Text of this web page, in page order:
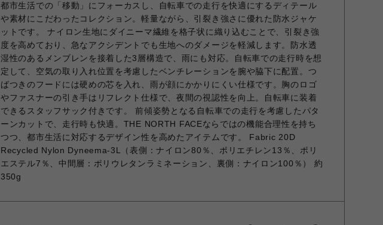
都市生活での「移動」にフォーカスし、自転車での走行を快適にするディテール
や素材にこだわったコレクション。軽量ながら、引裂き強さに優れた防水ジャケ
ットです。 ナイロン生地にダイニーマ繊維を格子状に織り込むことで、引裂き強
度を高めており、急なアクシデントでも生地へのダメージを軽減します。防水透
湿性のあるメンブレンを接着した3層構造で、雨にも対応。自転車での走行時を想
定して、空気の取り入れ位置を考慮したベンチレーションを腕や脇下に配置。つ
ばつきのフードには硬めの芯を入れ、雨が顔にかかりにくい仕様です。胸のロゴ
やファスナーの引き手はリフレクト仕様で、夜間の視認性を向上。自転車に装着
できるスタッフサック付きです。 前傾姿勢となる自転車での走行を考慮したパタ
ーンカットで、走行時も快適。THE NORTH FACEならではの機能合理性を持ち
つつ、都市生活に対応するデザイン性を高めたアイテムです。 Fabric 20D
Recycled Nylon Dyneema-3L（表側：ナイロン80％、ポリエチレン13％、ポリ
エステル7％、中間層：ポリウレタンラミネーション、裏側：ナイロン100％） 約
350g